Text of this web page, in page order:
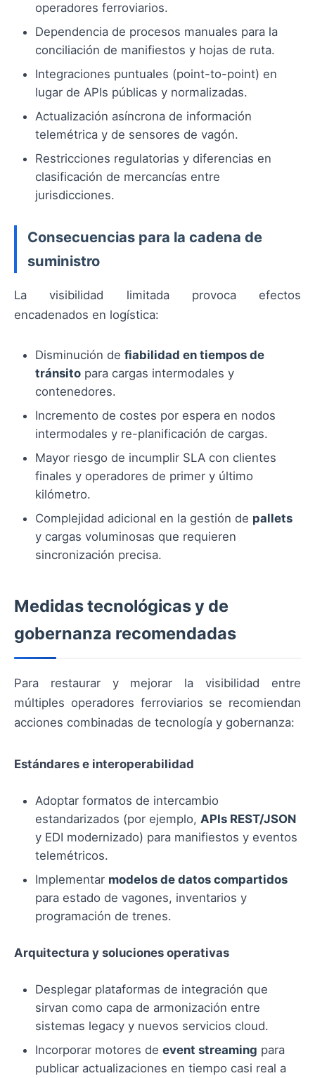
operadores ferroviarios.
Dependencia de procesos manuales para la
conciliación de manifiestos y hojas de ruta.
Integraciones puntuales (point-to-point) en
lugar de APIs públicas y normalizadas.
Actualización asíncrona de información
telemétrica y de sensores de vagón.
Restricciones regulatorias y diferencias en
clasificación de mercancías entre
jurisdicciones.
Consecuencias para la cadena de
suministro
La visibilidad limitada provoca efectos
encadenados en logística:
Disminución de fiabilidad en tiempos de
tránsito para cargas intermodales y
contenedores.
Incremento de costes por espera en nodos
intermodales y re-planificación de cargas.
Mayor riesgo de incumplir SLA con clientes
finales y operadores de primer y último
kilómetro.
Complejidad adicional en la gestión de pallets
y cargas voluminosas que requieren
sincronización precisa.
Medidas tecnológicas y de
gobernanza recomendadas
Para restaurar y mejorar la visibilidad entre
múltiples operadores ferroviarios se recomiendan
acciones combinadas de tecnología y gobernanza:
Estándares e interoperabilidad
Adoptar formatos de intercambio
estandarizados (por ejemplo, APIs REST/JSON
y EDI modernizado) para manifiestos y eventos
telemétricos.
Implementar modelos de datos compartidos
para estado de vagones, inventarios y
programación de trenes.
Arquitectura y soluciones operativas
Desplegar plataformas de integración que
sirvan como capa de armonización entre
sistemas legacy y nuevos servicios cloud.
Incorporar motores de event streaming para
publicar actualizaciones en tiempo casi real a